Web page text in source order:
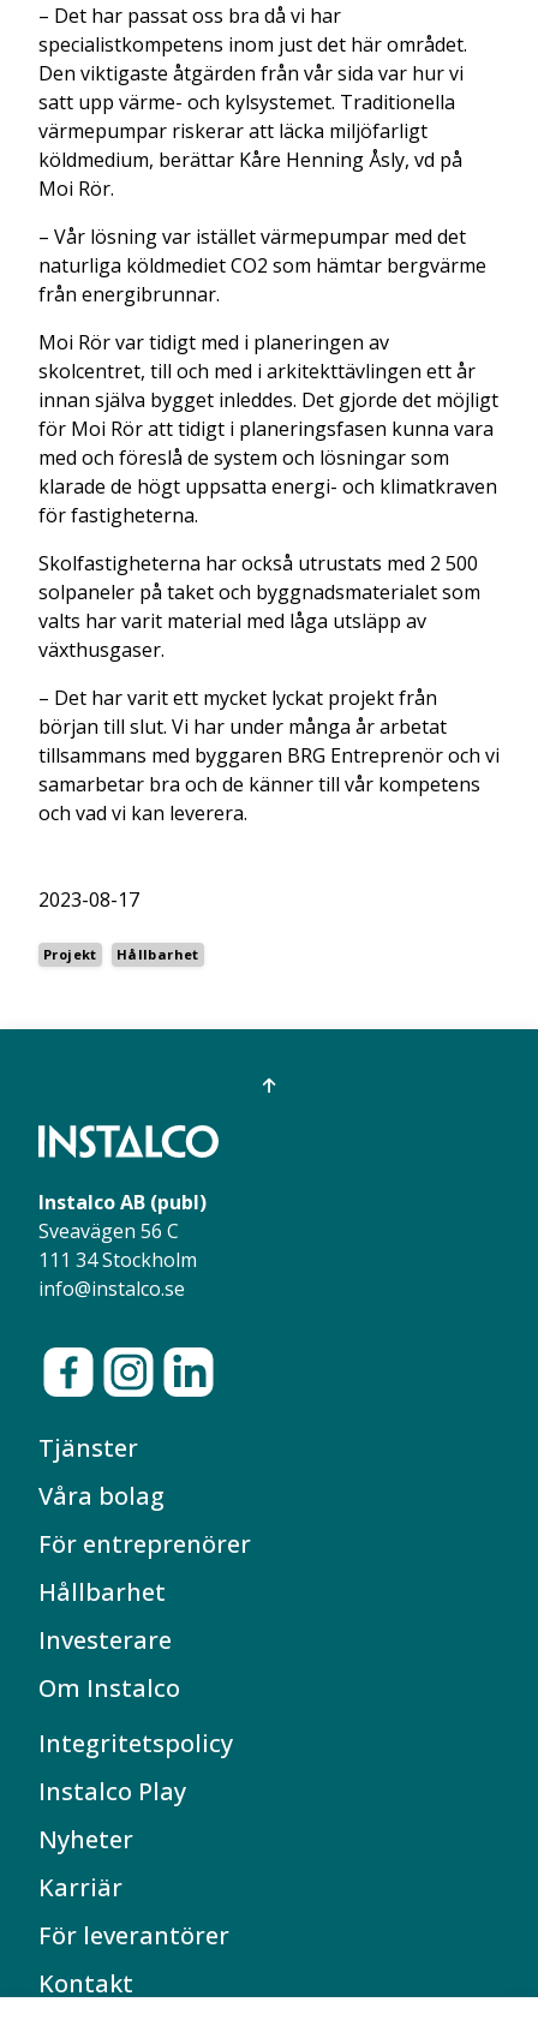
– Det har passat oss bra då vi har
specialistkompetens inom just det här området.
Den viktigaste åtgärden från vår sida var hur vi
satt upp värme- och kylsystemet. Traditionella
värmepumpar riskerar att läcka miljöfarligt
köldmedium, berättar Kåre Henning Åsly, vd på
Moi Rör.
– Vår lösning var istället värmepumpar med det
naturliga köldmediet CO2 som hämtar bergvärme
från energibrunnar.
Moi Rör var tidigt med i planeringen av
skolcentret, till och med i arkitekttävlingen ett år
innan själva bygget inleddes. Det gjorde det möjligt
för Moi Rör att tidigt i planeringsfasen kunna vara
med och föreslå de system och lösningar som
klarade de högt uppsatta energi- och klimatkraven
för fastigheterna.
Skolfastigheterna har också utrustats med 2 500
solpaneler på taket och byggnadsmaterialet som
valts har varit material med låga utsläpp av
växthusgaser.
– Det har varit ett mycket lyckat projekt från
början till slut. Vi har under många år arbetat
tillsammans med byggaren BRG Entreprenör och vi
samarbetar bra och de känner till vår kompetens
och vad vi kan leverera.
2023-08-17
Projekt Hållbarhet
Instalco AB (publ)
Sveavägen 56 C
111 34 Stockholm
info@instalco.se
Tjänster
Våra bolag
För entreprenörer
Hållbarhet
Investerare
Om Instalco
Integritetspolicy
Instalco Play
Nyheter
Karriär
För leverantörer
Kontakt